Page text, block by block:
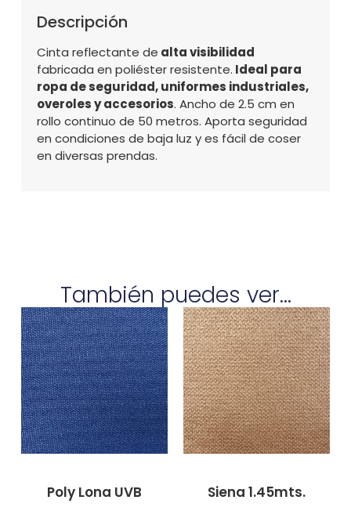
Descripción
Cinta reflectante de alta visibilidad
fabricada en poliéster resistente. Ideal para
ropa de seguridad, uniformes industriales,
overoles y accesorios. Ancho de 2.5 cm en
rollo continuo de 50 metros. Aporta seguridad
en condiciones de baja luz y es fácil de coser
en diversas prendas.
También puedes ver...
Poly Lona UVB Siena 1.45mts.